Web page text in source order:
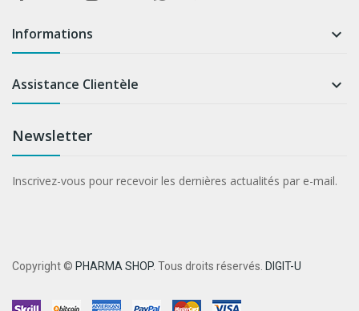
Informations 
Assistance Clientèle 
Newsletter
Inscrivez-vous pour recevoir les dernières actualités par e-mail.
Copyright © PHARMA SHOP. Tous droits réservés. DIGIT-U